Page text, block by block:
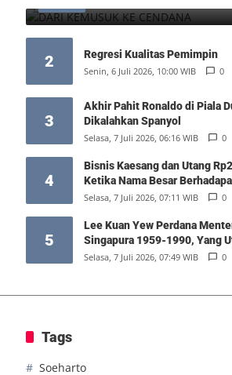
2 Regresi Kualitas Pemimpin
Senin, 6 Juli 2026, 10:00 WIB 0
3
Akhir Pahit Ronaldo di Piala
Dikalahkan Spanyol
Selasa, 7 Juli 2026, 06:16 WIB 0
4
Bisnis Kaesang dan Utang
Ketika Nama Besar
Hukum Pasar
Selasa, 7 Juli 2026, 07:11 WIB 0
5
Lee Kuan Yew Perdana Menteri
Singapura 1959-1990, Yang
Diantara Yang Sederajat
Selasa, 7 Juli 2026, 07:49 WIB 0
Tags
Soeharto